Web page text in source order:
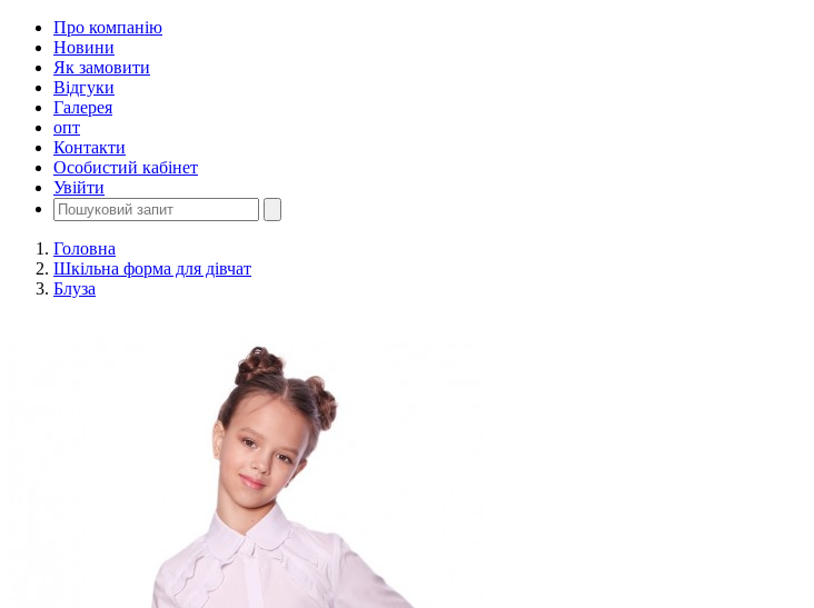
Про компанію
Новини
Як замовити
Відгуки
Галерея
опт
Контакти
Особистий кабінет
Увійти
Головна
Шкільна форма для дівчат
Блуза